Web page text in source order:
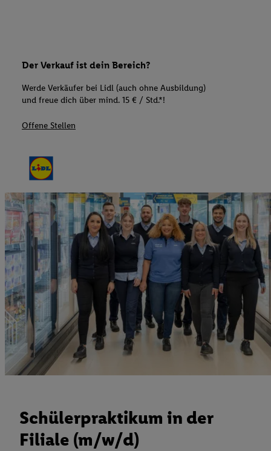
Der Verkauf ist dein Bereich?
Werde Verkäufer bei Lidl (auch ohne Ausbildung)
und freue dich über mind. 15 € / Std.*!
Offene Stellen
Schülerpraktikum in der
Filiale (m/w/d)